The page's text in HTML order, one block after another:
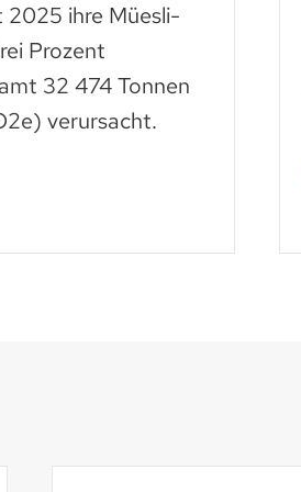
2025 ihre Müesli-
Prozent
32 474 Tonnen
verursacht.